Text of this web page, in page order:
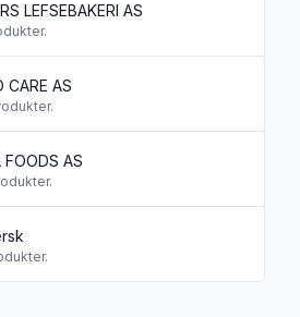
LEFSEBAKERI AS
CARE AS
FOODS AS